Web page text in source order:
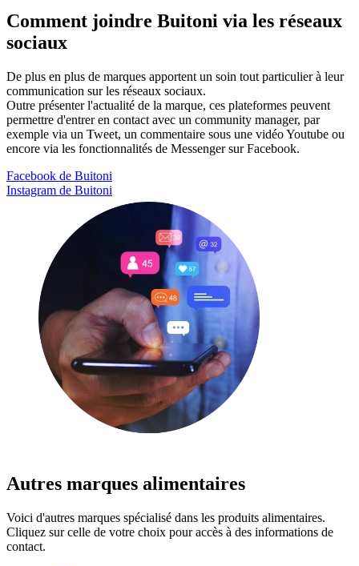
Comment joindre Buitoni via les réseaux
sociaux
De plus en plus de marques apportent un soin tout particulier à leur
communication sur les réseaux sociaux.
Outre présenter l'actualité de la marque, ces plateformes peuvent
permettre d'entrer en contact avec un community manager, par
exemple via un Tweet, un commentaire sous une vidéo Youtube ou
encore via les fonctionnalités de Messenger sur Facebook.
Facebook de Buitoni
Instagram de Buitoni
Autres marques alimentaires
Voici d'autres marques spécialisé dans les produits alimentaires.
Cliquez sur celle de votre choix pour accès à des informations de
contact.